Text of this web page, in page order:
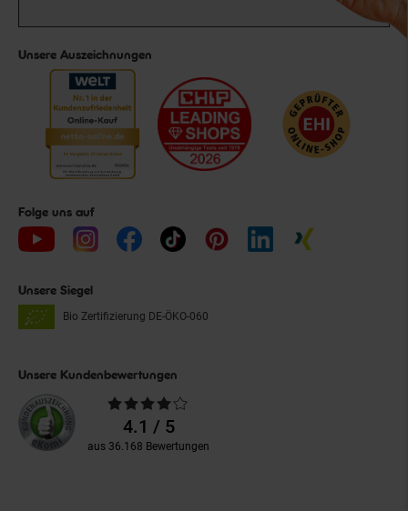
Unsere Auszeichnungen
Folge uns auf
Unsere Siegel
Bio Zertifizierung DE-ÖKO-060
Unsere Kundenbewertungen
Durchschnittliche
Bewertungen4.1 / 5
aus 36.168 Bewertungen